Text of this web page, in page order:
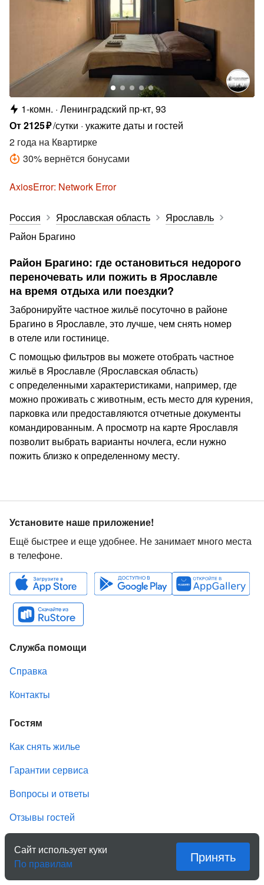
1-комн. Ленинградский пр-кт, 93
От2125₽/сутки укажите даты и гостей
2 года на Квартирке
30% вернётся бонусами
AxiosError: Network Error
Россия Ярославская область
Ярославль
Район Брагино
Район Брагино: где остановиться недорого
переночевать или пожить в Ярославле
на время отдыха или поездки?
Забронируйте частное жильё посуточно в районе
Брагино в Ярославле, это лучше, чем снять номер
в отеле или гостинице.
С помощью фильтров вы можете отобрать частное
жильё в Ярославле (Ярославская область)
с определенными характеристиками, например, где
можно проживать с животным, есть место для курения,
парковка или предоставляются отчетные документы
командированным. А просмотр на карте Ярославля
позволит выбрать варианты ночлега, если нужно
пожить близко к определенному месту.
Установите наше приложение!
Ещё быстрее и еще удобнее. Не занимает много места
в телефоне.
Служба помощи
Справка
Контакты
Гостям
Как снять жилье
Гарантии сервиса
Вопросы и ответы
Отзывы гостей
Хозяевам
Сайт использует куки
По правилам
Принять